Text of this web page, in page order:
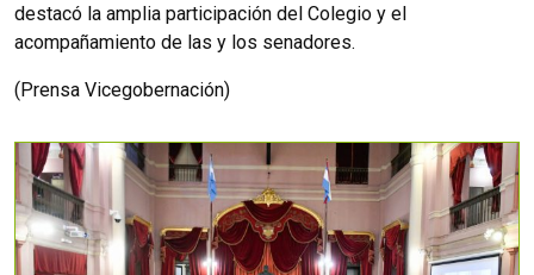
destacó la amplia participación del Colegio y el
acompañamiento de las y los senadores.
(Prensa Vicegobernación)